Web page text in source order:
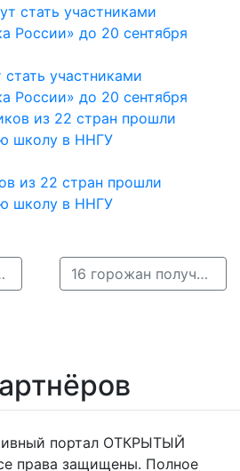
участниками
России» до 20 сентября
из 22 стран прошли
школу в ННГУ
19 августа 16 горожан получили удостоверения почетных граждан Нижнего Новгорода →
портал ОТКРЫТЫЙ
права защищены. Полное